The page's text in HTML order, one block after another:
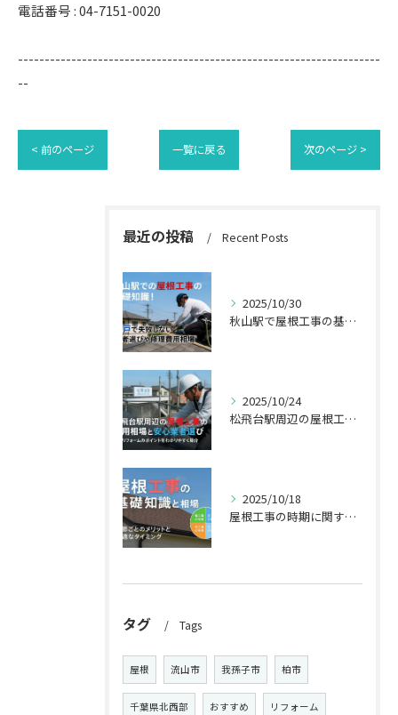
電話番号 : 04-7151-0020
--------------------------------------------------------------------
--
< 前のページ 一覧に戻る 次のページ >
最近の投稿 Recent Posts
2025/10/30
秋山駅で屋根工事の基礎知識と修理費用相場｜松戸で失敗しない業者選びなど
2025/10/24
松飛台駅周辺の屋根工事の費用相場と安心業者選びの全知識【松戸で失敗しない修理・リフォーム対応】
2025/10/18
屋根工事の時期に関する基礎知識と費用相場を解説！季節ごとの工事メリット・デメリットや最適なタイミングと業者選びのポイント
タグ Tags
屋根 流山市 我孫子市 柏市
千葉県北西部 おすすめ リフォーム